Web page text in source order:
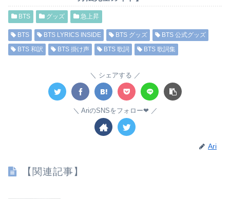
BTS グッズ 急上昇
BTS BTS LYRICS INSIDE BTS グッズ
BTS 公式グッズ
BTS 和訳
BTS 掛け声 BTS 歌詞 BTS 歌詞集
シェアする
AriのSNSをフォロー❤︎
Ari
【関連記事】